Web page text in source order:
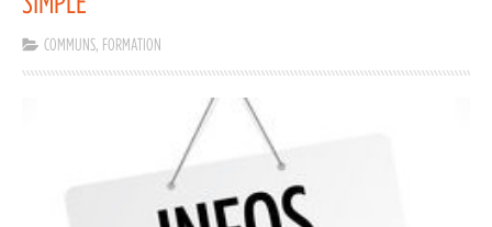
COMMUNS FORMATION